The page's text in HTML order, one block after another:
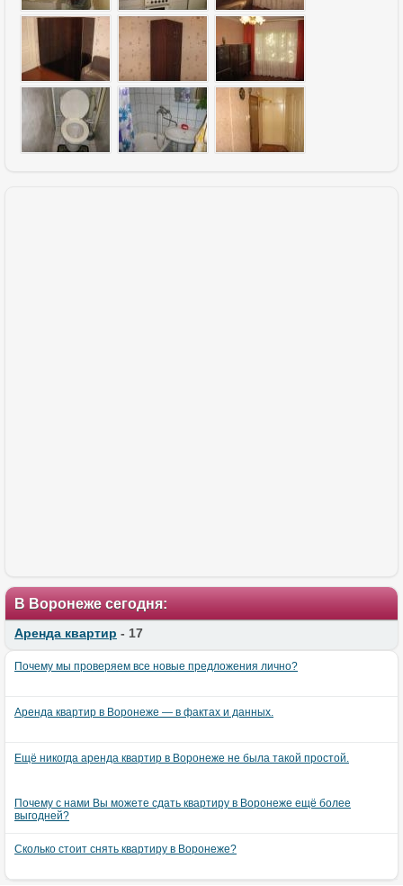
В Воронеже сегодня:
Аренда квартир - 17
Почему мы проверяем все новые предложения лично?
Аренда квартир в Воронеже — в фактах и данных.
Ещё никогда аренда квартир в Воронеже не была такой простой.
Почему с нами Вы можете сдать квартиру в Воронеже ещё более
выгодней?
Сколько стоит снять квартиру в Воронеже?